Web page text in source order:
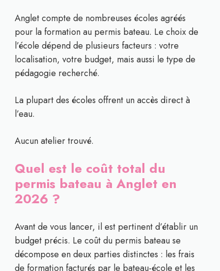
Anglet compte de nombreuses écoles agréés
pour la formation au permis bateau. Le choix de
l’école dépend de plusieurs facteurs : votre
localisation, votre budget, mais aussi le type de
pédagogie recherché.
La plupart des écoles offrent un accès direct à
l’eau.
Aucun atelier trouvé.
Quel est le coût total du
permis bateau à Anglet en
2026 ?
Avant de vous lancer, il est pertinent d’établir un
budget précis. Le coût du permis bateau se
décompose en deux parties distinctes : les frais
de formation facturés par le bateau-école et les